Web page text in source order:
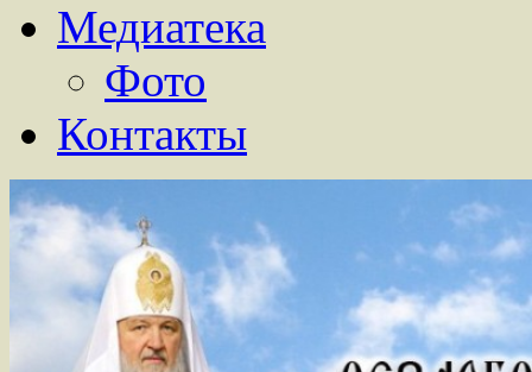
Медиатека
Фото
Контакты